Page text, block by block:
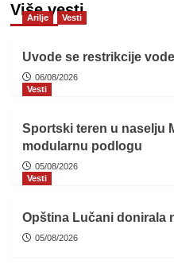
Više vesti
Arilje Vesti
Uvode se restrikcije
06/08/2026
Vesti
Sportski teren u naselju
modularnu podlogu
05/08/2026
Vesti
Opština Lučani donirala
05/08/2026